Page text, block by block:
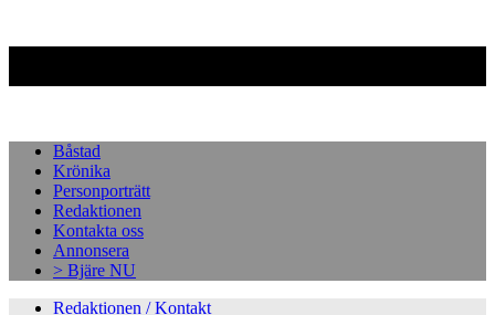
Båstad
Krönika
Personporträtt
Redaktionen
Kontakta oss
Annonsera
> Bjäre NU
Redaktionen / Kontakt